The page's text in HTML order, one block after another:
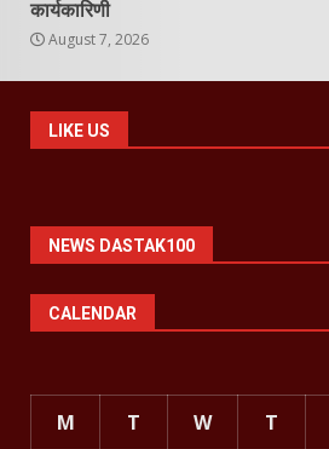
कार्यकारिणी
August 7, 2026
LIKE US
NEWS DASTAK100
CALENDAR
M T W T